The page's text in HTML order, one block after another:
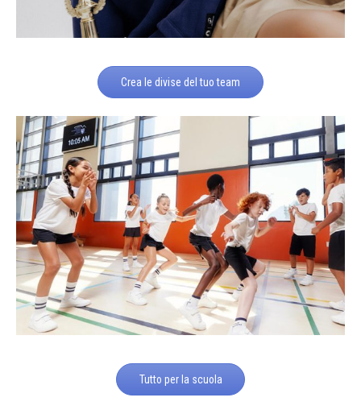
Crea le divise del tuo team
Tutto per la scuola